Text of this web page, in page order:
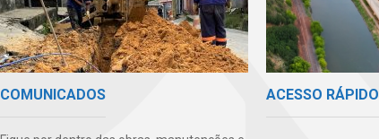
COMUNICADOS ACESSO RÁPIDO